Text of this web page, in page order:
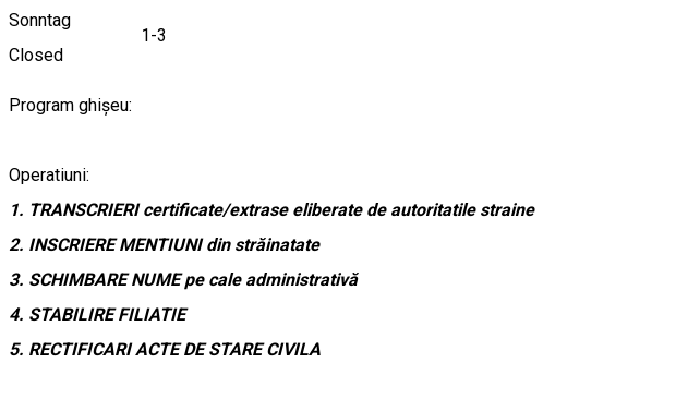
Sonntag
Closed
B-dul. Victoriei nr.1-3
Program ghișeu:
Operatiuni:
1. TRANSCRIERI certificate/extrase eliberate de autoritatile straine
2. INSCRIERE MENTIUNI din străinatate
3. SCHIMBARE NUME pe cale administrativă
4. STABILIRE FILIATIE
5. RECTIFICARI ACTE DE STARE CIVILA